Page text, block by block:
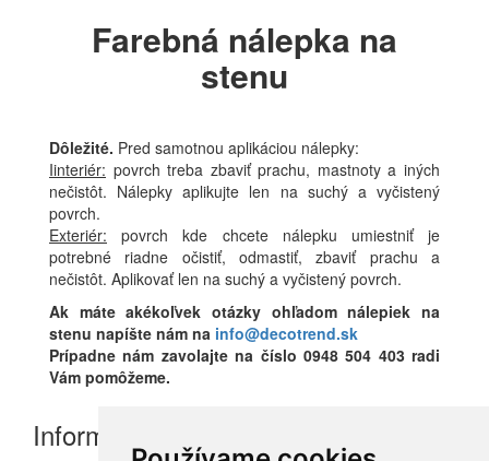
Farebná nálepka na
stenu
Dôležité. Pred samotnou aplikáciou nálepky:
Iinteriér: povrch treba zbaviť prachu, mastnoty a iných
nečistôt. Nálepky aplikujte len na suchý a vyčistený
povrch.
Exteriér: povrch kde chcete nálepku umiestniť je
potrebné riadne očistiť, odmastiť, zbaviť prachu a
nečistôt. Aplikovať len na suchý a vyčistený povrch.
Ak máte akékoľvek otázky ohľadom nálepiek na
stenu napíšte nám na info@decotrend.sk
Prípadne nám zavolajte na číslo 0948 504 403 radi
Vám pomôžeme.
Informácie